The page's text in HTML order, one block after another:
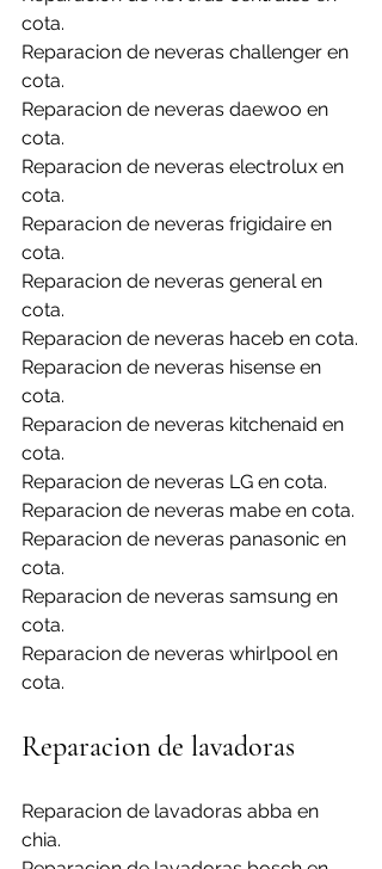
cota.
Reparacion de neveras challenger en
cota.
Reparacion de neveras daewoo en
cota.
Reparacion de neveras electrolux en
cota.
Reparacion de neveras frigidaire en
cota.
Reparacion de neveras general en
cota.
Reparacion de neveras haceb en cota.
Reparacion de neveras hisense en
cota.
Reparacion de neveras kitchenaid en
cota.
Reparacion de neveras LG en cota.
Reparacion de neveras mabe en cota.
Reparacion de neveras panasonic en
cota.
Reparacion de neveras samsung en
cota.
Reparacion de neveras whirlpool en
cota.
Reparacion de lavadoras
Reparacion de lavadoras abba en
chia.